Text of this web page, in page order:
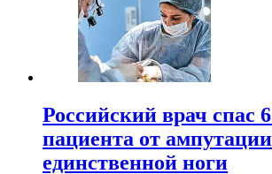
Российский врач спас
пациента от ампутации
единственной ноги